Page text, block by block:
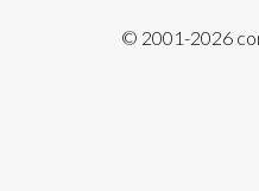
© 2001-2026